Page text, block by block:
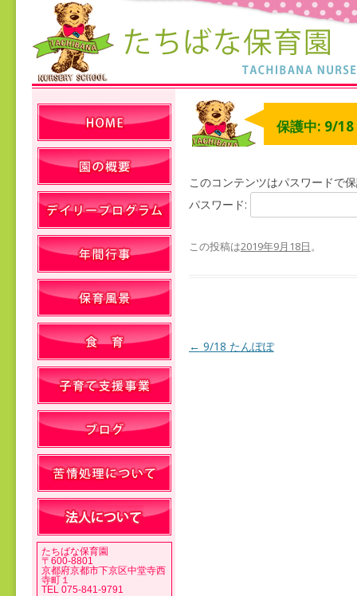
保護中: 9/18
このコンテンツはパスワードで
パスワード:
この投稿は2019年9月18日。
投稿ナビゲーション
← 9/18 たんぽぽ
たちばな保育園
〒600-8801
京都府京都市下京区中堂寺西
寺町１
TEL 075-841-9791